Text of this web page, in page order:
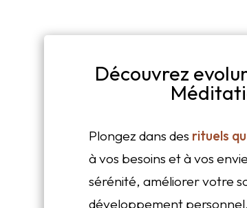
Découvrez
Plongez dans des rituels
à vos besoins et à vos
sérénité, améliorer votre
développement